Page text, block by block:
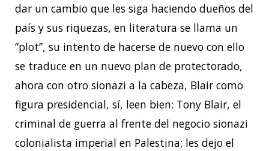
dar un cambio que les siga haciendo dueños del
país y sus riquezas, en literatura se llama un
“plot”, su intento de hacerse de nuevo con ello
se traduce en un nuevo plan de protectorado,
ahora con otro sionazi a la cabeza, Blair como
figura presidencial, sí, leen bien: Tony Blair, el
criminal de guerra al frente del negocio sionazi
colonialista imperial en Palestina; les dejo el